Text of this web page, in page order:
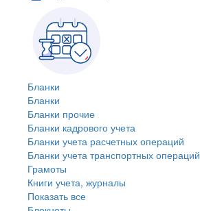
Бланки
Бланки
Бланки прочие
Бланки кадрового учета
Бланки учета расчетных операций
Бланки учета транспортных операций
Грамоты
Книги учета, журналы
Показать все